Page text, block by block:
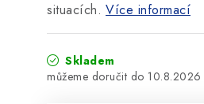
situacích. Více informací
Skladem
10.8.2026